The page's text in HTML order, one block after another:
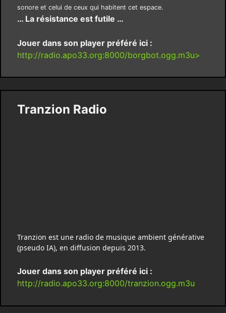
sonore et celui de ceux qui habitent cet espace.
… La résistance est futile …
Jouer dans son player préféré ici :
http://radio.apo33.org:8000/borgbot.ogg.m3u>
Tranzion Radio
Tranzion est une radio de musique ambient générative
(pseudo IA), en diffusion depuis 2013.
Jouer dans son player préféré ici :
http://radio.apo33.org:8000/tranzion.ogg.m3u